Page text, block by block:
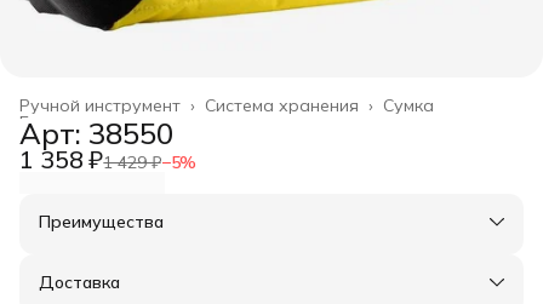
Сумка
Система хранения ›
Ручной инструмент ›
Главная ›
Арт: 38550
1 358 ₽1 429 ₽−5%
Преимущества
Оплата частями в Сплит
Удобный возврат
Доставка